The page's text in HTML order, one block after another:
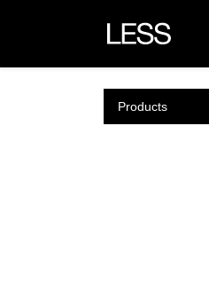
Products